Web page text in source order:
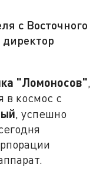
с Восточного
"Ломоносов",
в космос с
, успешно